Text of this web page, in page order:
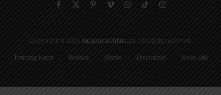
Facebook
X
PinterestVimeoWhatsApp
TikTokInstagram
Copyright © 2026 SurabayaOnline.co . All rights reserved.
Tentang Kami
Redaksi Bisnis Disclaimer Kode Etik